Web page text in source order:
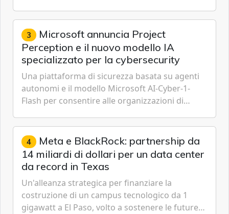
Cybersecurity.
3 Microsoft annuncia Project
Perception e il nuovo modello IA
specializzato per la cybersecurity
Una piattaforma di sicurezza basata su agenti
autonomi e il modello Microsoft AI-Cyber-1-
Flash per consentire alle organizzazioni di
gestione continua del rischio.
4 Meta e BlackRock: partnership da
14 miliardi di dollari per un data center
da record in Texas
Un'alleanza strategica per finanziare la
costruzione di un campus tecnologico da 1
gigawatt a El Paso, volto a sostenere le future